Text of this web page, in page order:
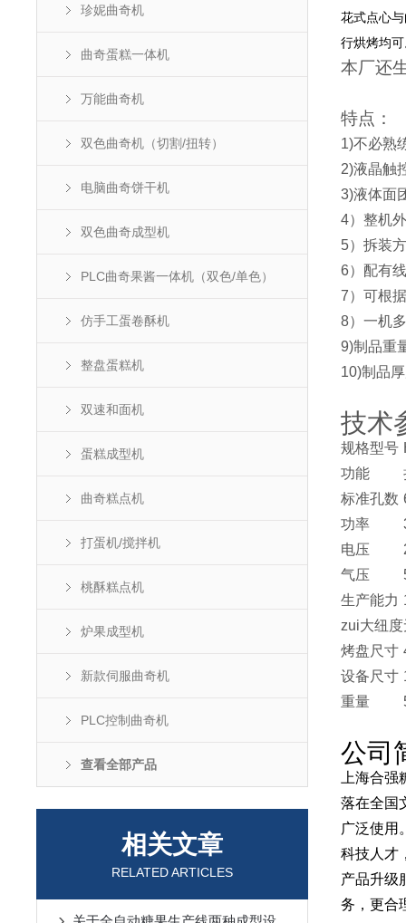
珍妮曲奇机
曲奇蛋糕一体机
万能曲奇机
双色曲奇机（切割/扭转）
电脑曲奇饼干机
双色曲奇成型机
PLC曲奇果酱一体机（双色/单色）
仿手工蛋卷酥机
整盘蛋糕机
双速和面机
蛋糕成型机
曲奇糕点机
打蛋机/搅拌机
桃酥糕点机
炉果成型机
新款伺服曲奇机
PLC控制曲奇机
查看全部产品
相关文章
RELATED ARTICLES
花式点心
行烘烤均
本厂还
特点：
1)不必熟
2)液晶触
3)液体面
4）整机
5）拆装
6）配有
7）可根
8）一机
9)制品重
10)制品
技术
规格型号
功能
标准孔数
功率
电压
气压
生产能力
zui大纽度
烤盘尺寸
设备尺寸
重量
公司
上海合
落在全国
广泛使用
科技人才
产品升级
务，更合